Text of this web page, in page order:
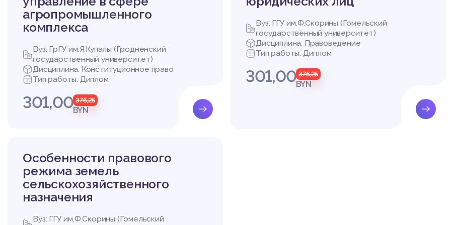
вязью с другими ключевыми правовыми категориями, такими как верховенство права,
е государство, права и свободы человека. Законность выступает как важнейшая
лизации и защиты этих фундаментальных принципов, обеспечивая их практическое
Нельзя не отметить и практическую значимость исследования законности, поскольку
ежащее обеспечение является залогом эффективного функционирования правовой
поддержания правопорядка и стабильности в обществе. Нарушение принципа
жет привести к серьезным негативным последствиям, таким как правовой нигилизм,
властей, ущемление прав и свобод граждан, что, в свою очередь, подрывает
дарству и его институтам.
Особую актуальность вопрос законности приобретает в условиях современных
воречат принципу законности, но и ставят под угрозу основы правового государства и
ие знания в этой области, но и выработать практические рекомендации по
При рассмотрении понятия законности необходимо учитывать его многогранность и
агропромышленного
комплекса
Вуз: ГрГУ им.Я.Купалы (Гродненский
государственный университет)
Дисциплина: Конституционное право
Тип работы: Диплом
301,00 376,25
BYN
Вуз: ГГУ им.Ф.Скорины (Гомельский
государственный университет)
Дисциплина: Правоведение
Тип работы: Диплом
301,00 376,25
BYN
Особенности правового
режима земель
сельскохозяйственного
назначения
Вуз: ГГУ им.Ф.Скорины (Гомельский